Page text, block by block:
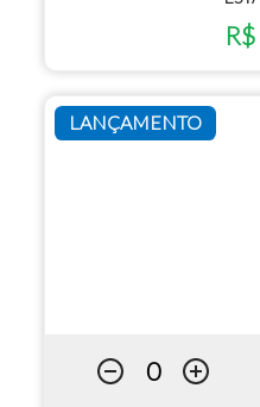
LANÇAMENTO